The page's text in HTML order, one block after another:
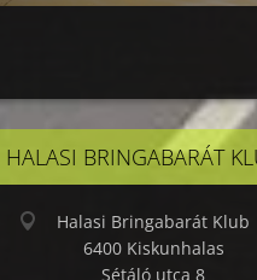
HALASI BRINGABARÁT
Halasi Bringabarát Klub
6400 Kiskunhalas
Sétáló utca 8